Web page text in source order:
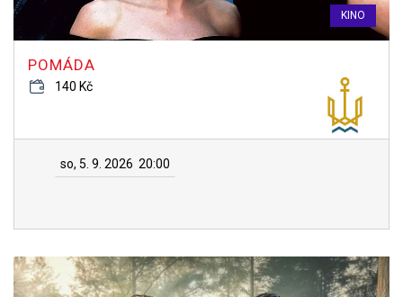
KINO
POMÁDA
140 Kč
so, 5. 9. 2026 20:00